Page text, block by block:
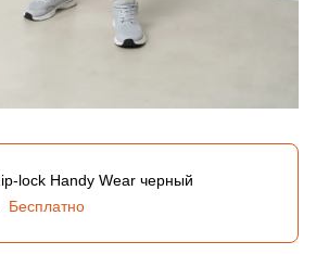
lock Handy Wear черный
Бесплатно